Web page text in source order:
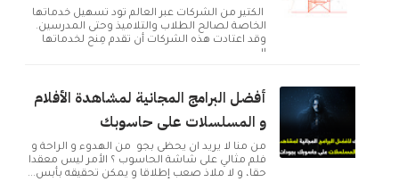
الكثير من الشركات عبر العالم تود تسهيل خدماتها
الخاصة لصالح الطلاب والتلاميذ وحتى المدرسين.
وقد اعتادت هذه الشركات أن تقدم مِنح لخدماتها
ال...
أفضل البرامج المجانية لمشاهدة الأفلام
و المسلسلات على حاسوبك
من منا لا يريد ان يحظى بجو من الهدوء و الراحة و
فلم مثالي على شاشة الحاسوب ؟ الأمر ليس معقدا
حقا، و لا ملاذ صعب إطلاقا و يمكن تحقيقه بأبس...